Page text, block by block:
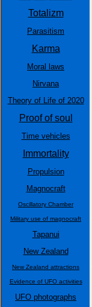
Totalizm
Parasitism
Karma
Moral laws
Nirvana
Theory of Life of 2020
Proof of soul
Time vehicles
Immortality
Propulsion
Magnocraft
Oscillatory Chamber
Military use of magnocraft
Tapanui
New Zealand
New Zealand attractions
Evidence of UFO activities
UFO photographs